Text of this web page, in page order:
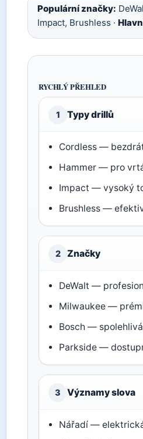
Populární značky:
Impact, Brushless ·
RYCHLÝ PŘEHLED
1 Typy drillů
Cordless —
Hammer — pro
Impact — vysoký
Brushless —
2 Značky
DeWalt —
Milwaukee —
Bosch —
Parkside —
3 Významy slova
Nářadí —